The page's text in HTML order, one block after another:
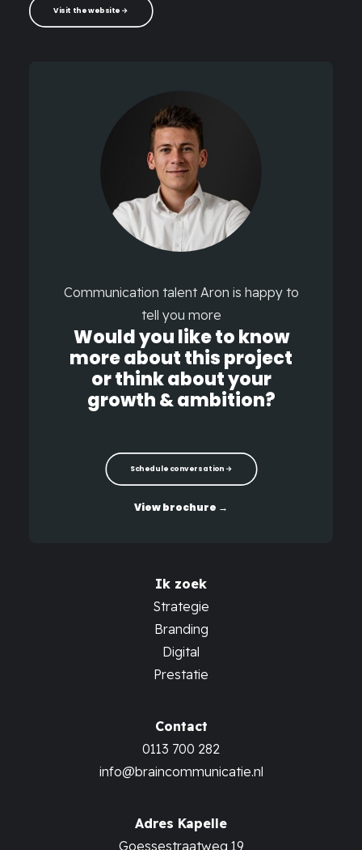
Visit the website →
Communication talent Aron is happy to
tell you more
Would you like to know
more about this project
or think about your
growth & ambition?
Schedule conversation →
View brochure →
Ik zoek
Strategie
Branding
Digital
Prestatie
Contact
0113 700 282
info@braincommunicatie.nl
Adres Kapelle
Goessestraatweg 19